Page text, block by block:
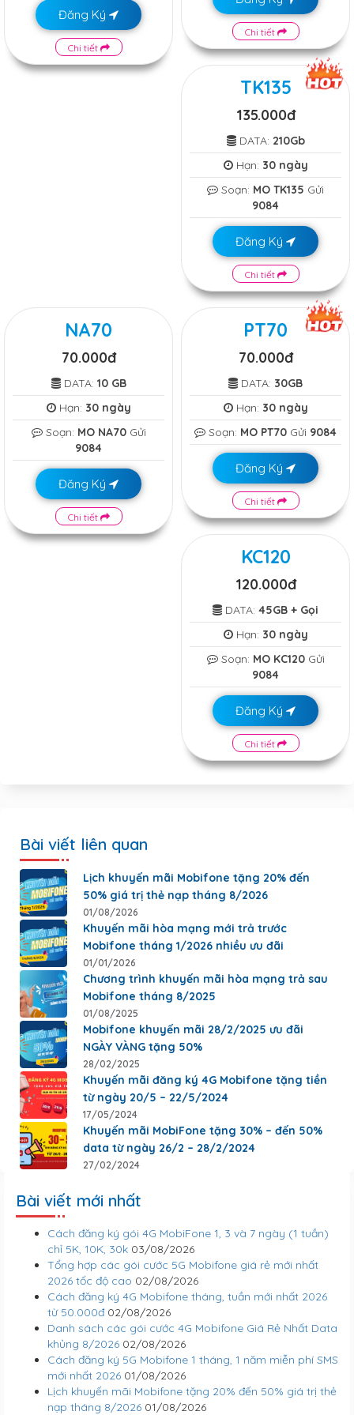
Đăng Ký
Chi tiết
Chi tiết
TK135
135.000đ
DATA: 210Gb
Hạn: 30 ngày
Soạn: MO TK135 Gửi
9084
Đăng Ký
Chi tiết
NA70
70.000đ
DATA: 10 GB
Hạn: 30 ngày
Soạn: MO NA70Gửi
9084
Đăng Ký
Chi tiết
PT70
70.000đ
DATA: 30GB
Hạn: 30 ngày
Soạn: MO PT70 Gửi 9084
Đăng Ký
Chi tiết
KC120
120.000đ
DATA: 45GB + Gọi
Hạn: 30 ngày
Soạn: MO KC120Gửi
9084
Đăng Ký
Chi tiết
Bài viết liên quan
Lịch khuyến mãi Mobifone tặng 20% đến
50% giá trị thẻ nạp tháng 8/2026
01/08/2026
Khuyến mãi hòa mạng mới trả trước
Mobifone tháng 1/2026 nhiều ưu đãi
01/01/2026
Chương trình khuyến mãi hòa mạng trả sau
Mobifone tháng 8/2025
01/08/2025
Mobifone khuyến mãi 28/2/2025 ưu đãi
NGÀY VÀNG tặng 50%
28/02/2025
Khuyến mãi đăng ký 4G Mobifone tặng tiền
từ ngày 20/5 – 22/5/2024
17/05/2024
Khuyến mãi MobiFone tặng 30% – đến 50%
data từ ngày 26/2 – 28/2/2024
27/02/2024
Bài viết mới nhất
Cách đăng ký gói 4G MobiFone 1, 3 và 7 ngày (1 tuần)
chỉ 5K, 10K, 30k 03/08/2026
Tổng hợp các gói cước 5G Mobifone giá rẻ mới nhất
2026 tốc độ cao 02/08/2026
Cách đăng ký 4G Mobifone tháng, tuần mới nhất 2026
từ 50.000đ 02/08/2026
Danh sách các gói cước 4G Mobifone Giá Rẻ Nhất Data
khủng 8/2026 02/08/2026
Cách đăng ký 5G Mobifone 1 tháng, 1 năm miễn phí SMS
mới nhất 2026 01/08/2026
Lịch khuyến mãi Mobifone tặng 20% đến 50% giá trị thẻ
nạp tháng 8/2026 01/08/2026